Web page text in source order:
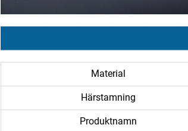
Material
Härstamning
Produktnamn